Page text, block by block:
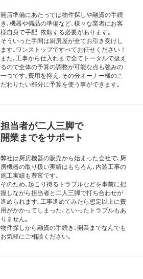
開店準備にあたっては物件探しや融資の手続
き､機器や備品の準備など､様々な業者にお客
様自身で手配･依頼する必要があります｡
そういった手間は厨房屋が全てお引き受けし
ます｡ワンストップですべてお任せください！
また､工事から仕入れまで全てトータルで扱え
るので全体の予算の調整が可能な点も強みの
一つです｡費用を抑え､その分オーナー様のこ
だわりたい部分に予算を使う事ができます｡
担当者が二人三脚で
開業までをサポート
弊社は厨房機器の販売から始まった会社で､厨
房機器の取り扱い実績はもちろん､内装工事の
施工実績も豊富です｡
そのため､起こり得るトラブルなどを事前に把
握しながら担当者と二人三脚で打ち合わせが
進められます｡工事進めてみたら想定以上に費
用がかかってしまった､といったトラブルもあ
りません｡
物件探しから融資の手続き､開業までなんでも
お気軽にご相談ください｡